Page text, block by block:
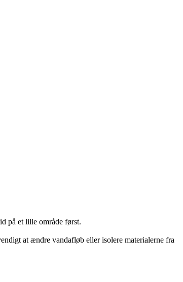
på et lille område først.
at ændre vandafløb eller isolere materialerne fra